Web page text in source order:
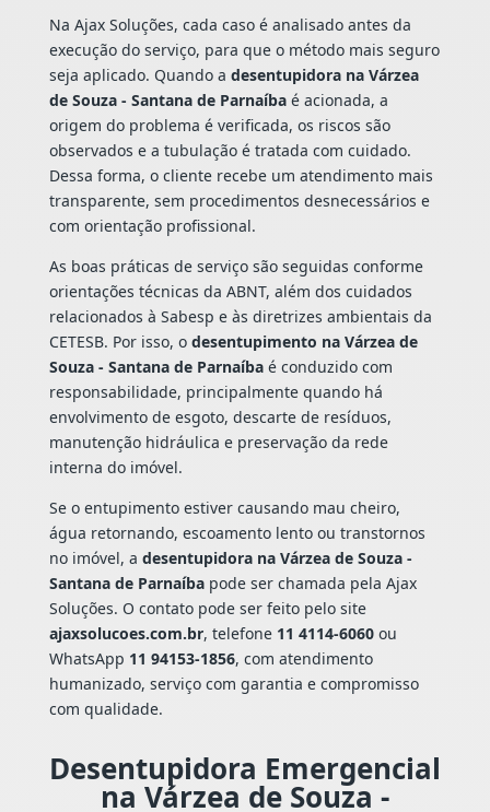
Na Ajax Soluções, cada caso é analisado antes da
execução do serviço, para que o método mais seguro
seja aplicado. Quando a desentupidora na Várzea
de Souza - Santana de Parnaíbaé acionada, a
origem do problema é verificada, os riscos são
observados e a tubulação é tratada com cuidado.
Dessa forma, o cliente recebe um atendimento mais
transparente, sem procedimentos desnecessários e
com orientação profissional.
As boas práticas de serviço são seguidas conforme
orientações técnicas da ABNT, além dos cuidados
relacionados à Sabesp e às diretrizes ambientais da
CETESB. Por isso, o desentupimento na Várzea de
Souza - Santana de Parnaíbaé conduzido com
responsabilidade, principalmente quando há
envolvimento de esgoto, descarte de resíduos,
manutenção hidráulica e preservação da rede
interna do imóvel.
Se o entupimento estiver causando mau cheiro,
água retornando, escoamento lento ou transtornos
no imóvel, a desentupidora na Várzea de Souza -
Santana de Parnaíbapode ser chamada pela Ajax
Soluções. O contato pode ser feito pelo site
ajaxsolucoes.com.br, telefone 11 4114-6060ou
WhatsApp 11 94153-1856, com atendimento
humanizado, serviço com garantia e compromisso
com qualidade.
Desentupidora Emergencial
na Várzea de Souza -